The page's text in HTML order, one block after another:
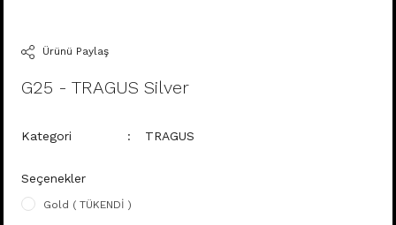
Ürünü Paylaş
G25 - TRAGUS Silver
Kategori TRAGUS
Seçenekler
Gold ( TÜKENDİ )